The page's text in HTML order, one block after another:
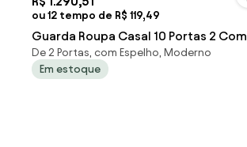
ou 12 tempo de R$ 119,49
Guarda Roupa Casal 10 Portas 2 Com
Espelho Elite 3 Gavetas New Murano
De 2 Portas, com Espelho, Moderno
Em estoque